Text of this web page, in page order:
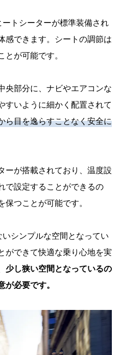
トシーターが標準装備され
感できます。シートの調節は
とが可能です。
央部分に、ナビやエアコンな
すいように細かく配置されて
ら目を逸らすことなく安全に
ーが搭載されており、温度設
で設定することができるの
保つことが可能です。
シンプルな空間となってい
ができて快適な乗り心地を実
少し狭い空間となっているの
が必要です。